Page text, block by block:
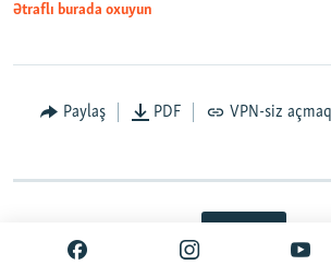
Ətraflı burada oxuyun
Paylaş PDF VPN-siz açmaq